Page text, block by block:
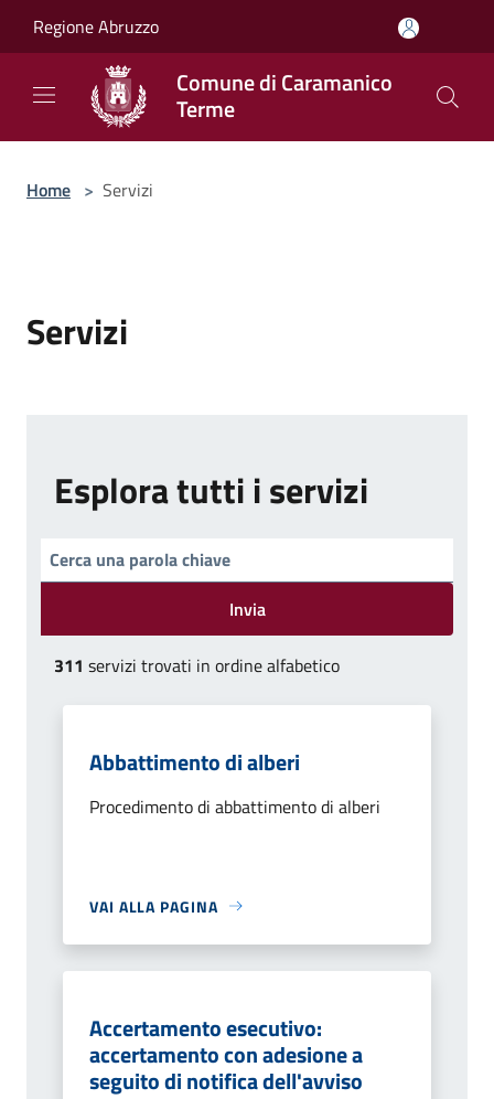
Regione Abruzzo
Comune di Caramanico
Terme
Home > Servizi
Servizi
Esplora tutti i servizi
Invia
311 servizi trovati in ordine alfabetico
Abbattimento di alberi
Procedimento di abbattimento di alberi
VAI ALLA PAGINA
Accertamento esecutivo:
accertamento con adesione a
seguito di notifica dell'avviso